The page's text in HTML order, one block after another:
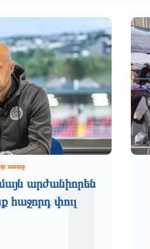
առաջ
արժանիորեն
հաջորդ փուլ